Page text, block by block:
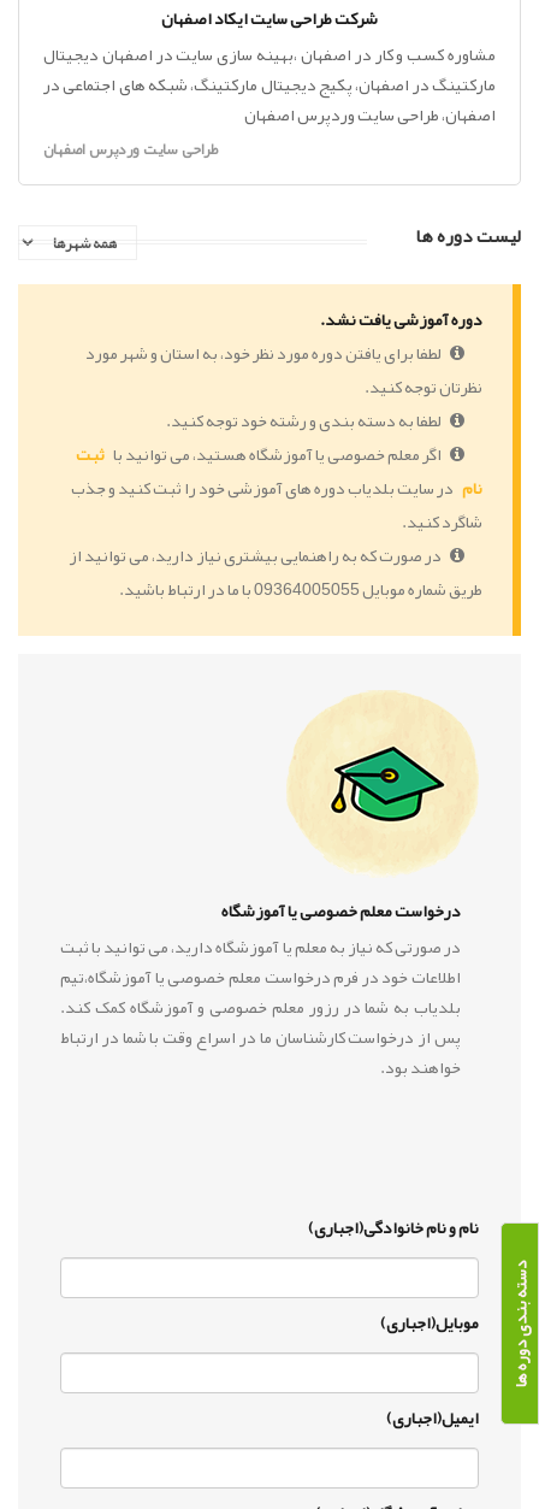
دسته بندی دوره ها
شرکت طراحی سایت ایکاد اصفهان
مشاوره کسب و کار در اصفهان ،بهینه سازی سایت در اصفهان دیجیتال
مارکتینگ در اصفهان، پکیج دیجیتال مارکتینگ، شبکه های اجتماعی در
اصفهان، طراحی سایت وردپرس اصفهان
طراحی سایت وردپرس اصفهان
لیست دوره ها
دوره آموزشی یافت نشد.
لطفا برای یافتن دوره مورد نظر خود، به استان و شهر مورد
نظرتان توجه کنید.
لطفا به دسته بندی و رشته خود توجه کنید.
اگر معلم خصوصی یا آموزشگاه هستید، می توانید با ثبت
نام در سایت بلدیاب دوره های آموزشی خود را ثبت کنید و جذب
شاگرد کنید.
در صورت که به راهنمایی بیشتری نیاز دارید، می توانید از
طریق شماره موبایل 09364005055 با ما در ارتباط باشید.
درخواست معلم خصوصی یا آموزشگاه
در صورتی که نیاز به معلم یا آموزشگاه دارید، می توانید با ثبت
اطلاعات خود در فرم درخواست معلم خصوصی یا آموزشگاه،تیم
بلدیاب به شما در رزور معلم خصوصی و آموزشگاه کمک کند.
پس از درخواست کارشناسان ما در اسراع وقت با شما در ارتباط
خواهند بود.
نام و نام خانوادگی(اجباری)
موبایل(اجباری)
ایمیل(اجباری)